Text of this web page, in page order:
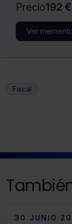
no seleccionas
indispensables
Precio192 €
Ver
Fiscal
30 JUNIO